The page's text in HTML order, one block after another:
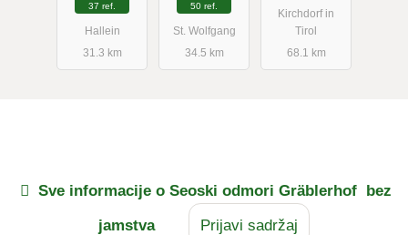
37 ref.
Hallein
31.3 km
50 ref.
St. Wolfgang
34.5 km
Kirchdorf in
Tirol
68.1 km
Sve informacije oSeoski odmori Gräblerhof bez
jamstva
Prijavi sadržaj